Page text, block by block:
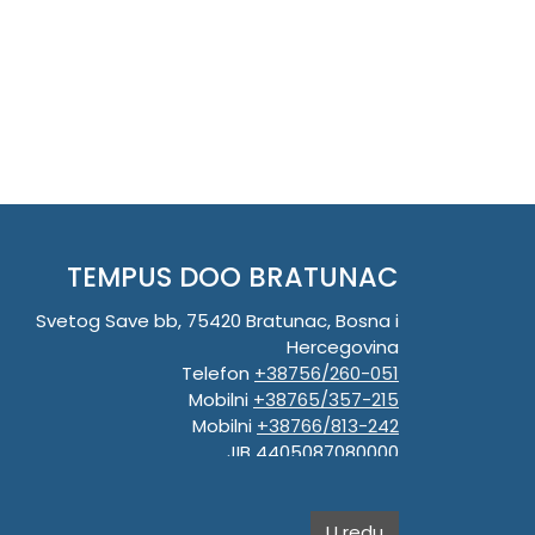
TEMPUS DOO BRATUNAC
Svetog Save bb, 75420 Bratunac, Bosna i
Hercegovina
Telefon +38756/260-051
Mobilni +38765/357-215
Mobilni +38766/813-242
JIB 4405087080000